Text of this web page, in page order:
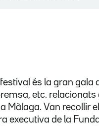
és la gran gala
etc.
Màlaga. Van recollir
executiva de la